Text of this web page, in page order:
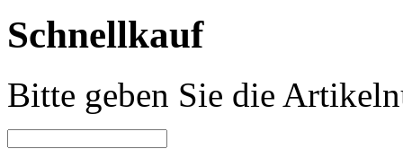
Schnellkauf
Bitte geben Sie die